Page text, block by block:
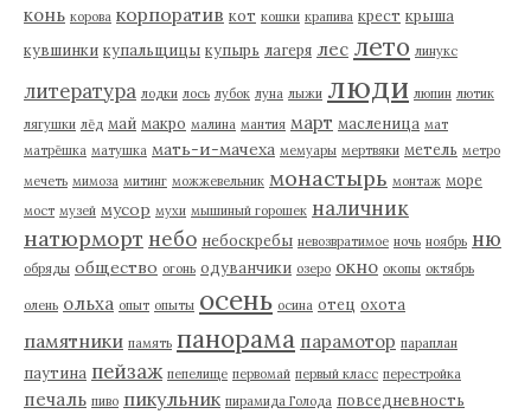
конь корова корпоратив кот кошки крапива крест крыша
кувшинки купальщицы купырь лагеря лес лето линукс
литература лодки лось лубок луна лыжи люди люпин лютик
лягушки лёд май макро малина мантия март масленица мат
матрёшка матушка мать-и-мачеха мемуары мертвяки метель метро
мечеть мимоза митинг можжевельник монастырь монтаж море
мост музей мусор мухи мышиный горошек наличник
натюрморт небо небоскребы невозвратимое ночь ноябрь ню
обряды общество огонь одуванчики озеро окно окопы октябрь
олень ольха опыт опыты осень осина отец охота
памятники память панорама парамотор параплан
паутина пейзаж пепелище первомай первый класс перестройка
печаль пиво пикульник пирамида Голода повседневность